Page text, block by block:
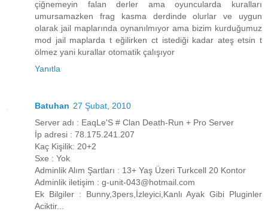
çiğnemeyin falan derler ama oyuncularda kuralları
umursamazken frag kasma derdinde olurlar ve uygun
olarak jail maplarında oynanılmıyor ama bizim kurduğumuz
mod jail maplarda t eğilirken ct istediği kadar ateş etsin t
ölmez yani kurallar otomatik çalışıyor
Yanıtla
Batuhan 27 Şubat, 2010
Server adı : EaqLe'S # Clan Death-Run + Pro Server
İp adresi : 78.175.241.207
Kaç Kişilik: 20+2
Sxe : Yok
Adminlik Alım Şartları : 13+ Yaş Üzeri Turkcell 20 Kontor
Adminlik iletişim : g-unit-043@hotmail.com
Ek Bilgiler : Bunny,3pers,İzleyici,Kanlı Ayak Gibi Pluginler
Aciktir...